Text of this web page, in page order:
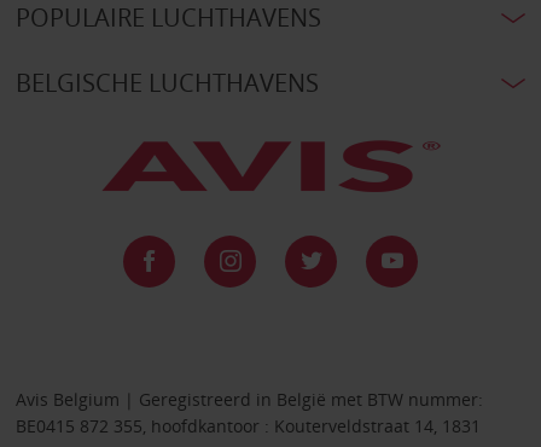
POPULAIRE LUCHTHAVENS
BELGISCHE LUCHTHAVENS
Avis Belgium | Geregistreerd in België met BTW nummer:
BE0415 872 355, hoofdkantoor : Kouterveldstraat 14, 1831